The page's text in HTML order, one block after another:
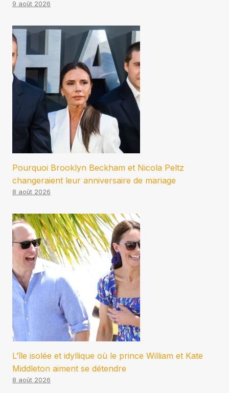
9 août 2026
Pourquoi Brooklyn Beckham et Nicola Peltz
changeraient leur anniversaire de mariage
8 août 2026
L’île isolée et idyllique où le prince William et Kate
Middleton aiment se détendre
8 août 2026